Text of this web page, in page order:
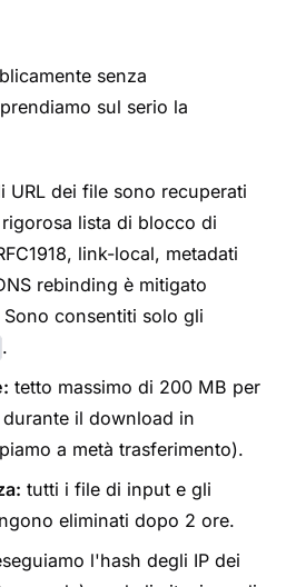
senza
sul serio la
URL dei file sono recuperati
lista di blocco di
link-local, metadati
rebinding è mitigato
consentiti solo gli
.
tetto massimo di 200 MB per
il download in
a metà trasferimento).
tutti i file di input e gli
eliminati dopo 2 ore.
l'hash degli IP dei